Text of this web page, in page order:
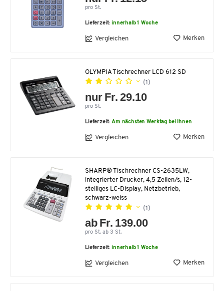
pro St.
Lieferzeit:innerhalb 1 Woche
Vergleichen Merken
OLYMPIA Tischrechner LCD 612 SD
(1)
nur Fr. 29.10
pro St.
Lieferzeit:Am nächsten Werktag bei Ihnen
Vergleichen Merken
SHARP® Tischrechner CS-2635LW,
integrierter Drucker, 4,5 Zeilen/s, 12-
stelliges LC-Display, Netzbetrieb,
schwarz-weiss
(1)
ab Fr. 139.00
pro St. ab 3 St.
Lieferzeit:innerhalb 1 Woche
Vergleichen Merken